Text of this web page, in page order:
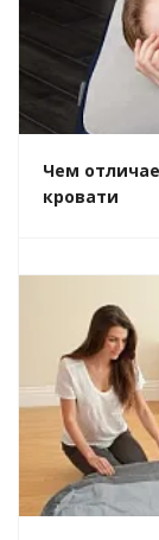
Чем
кровати